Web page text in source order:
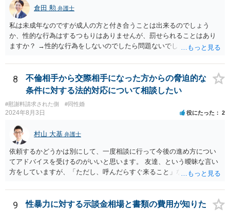
倉田 勲 弁護士
私は未成年なのですが成人の方と付き合うことは出来るのでしょう
か、性的な行為はするつもりはありませんが、罰せられることはあり
ますか？ →性的な行為をしないのでしたら問題ないでしょう
8
不倫相手から交際相手になった方からの脅迫的な
条件に対する法的対応について相談したい
#慰謝料請求された側 #同性婚
2024年8月3日 役にたった 2
村山 大基 弁護士
依頼するかどうかは別にして、一度相談に行って今後の進め方につい
てアドバイスを受けるのがいいと思います。 友達、という曖昧な言い
方をしていますが、「ただし、呼んだらすぐ来ること」などと条件を
通り関わりを断つ方向がいいと思います。
9
性暴力に対する示談金相場と書類の費用が知りた